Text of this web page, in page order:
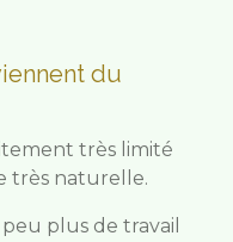
du
très limité
très naturelle.
plus de travail